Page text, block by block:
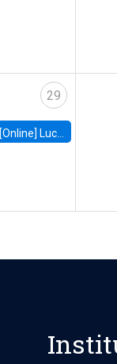
29
[Online] Luciana Juvenal, International Monetary Fund (IMF)